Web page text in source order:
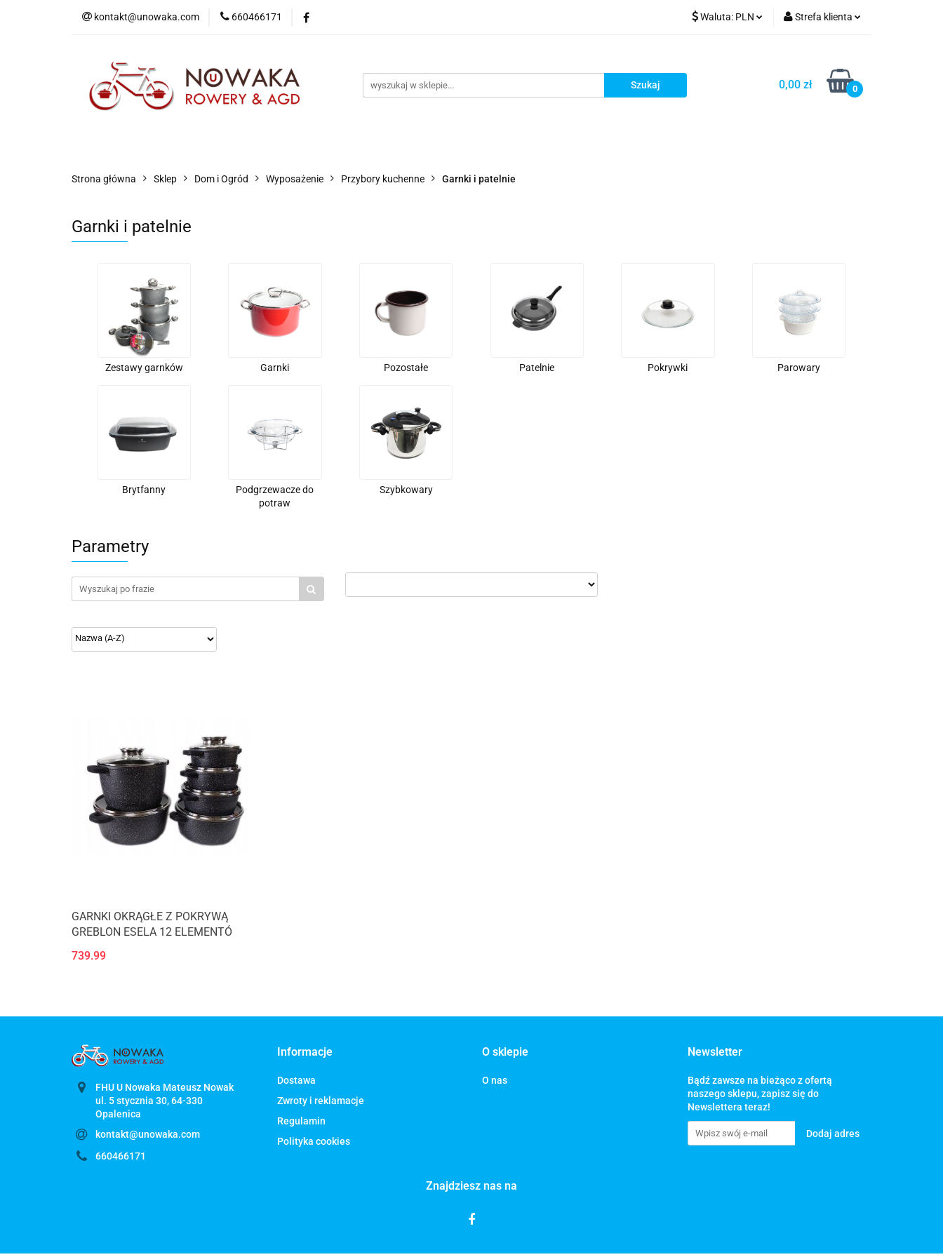
kontakt@unowaka.com 660466171 Waluta: PLN Strefa klienta
Zarejestruj się
Dodaj zgłoszenie
0,00 zł 0
Strona główna Sklep Dom i Ogród Wyposażenie Przybory kuchenne Garnki i patelnie
Garnki i patelnie
Zestawy garnków Garnki Pozostałe Patelnie Pokrywki Parowary
Brytfanny
Podgrzewacze do
potraw
Szybkowary
Parametry
GARNKI OKRĄGŁE Z POKRYWĄ
GREBLON ESELA 12 ELEMENTÓ
739.99
FHU U Nowaka Mateusz Nowak
ul. 5 stycznia 30, 64-330
kontakt@unowaka.com
660466171
Informacje
Dostawa
Zwroty i reklamacje
Regulamin
Polityka cookies
O sklepie
O nas
Newsletter
Bądź zawsze na bieżąco z ofertą
naszego sklepu, zapisz się do
Newslettera teraz!
Znajdziesz nas na